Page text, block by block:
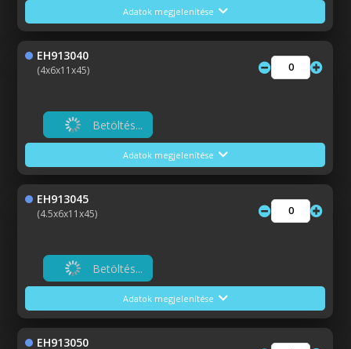
Adatok megjelenítése
EH913040
(4x6x11x45)
Betöltés...
Adatok megjelenítése
EH913045
(4.5x6x11x45)
Betöltés...
Adatok megjelenítése
EH913050